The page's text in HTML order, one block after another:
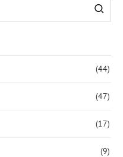
(44)
(47)
(17)
(9)